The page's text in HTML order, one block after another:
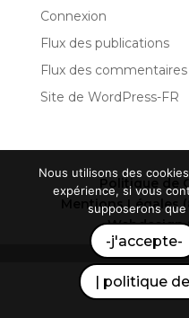
Connexion
Flux des publications
Flux des commentaires
Site de WordPress-FR
Politique de
Mentions Légales
Webdesign
Nous utilisons des
expérience, si vous
supposerons
-j'accepte-
| politique